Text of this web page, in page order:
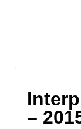
–